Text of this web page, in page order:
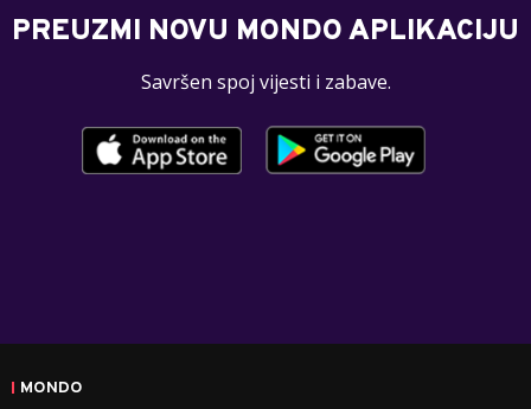
PREUZMI NOVU MONDO APLIKACIJU
Savršen spoj vijesti i zabave.
MONDO